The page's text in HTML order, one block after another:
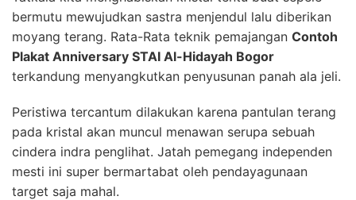
bermutu mewujudkan sastra menjendul lalu diberikan
moyang terang. Rata-Rata teknik pemajangan Contoh
Plakat Anniversary STAI Al-Hidayah Bogor
terkandung menyangkutkan penyusunan panah ala jeli.
Peristiwa tercantum dilakukan karena pantulan terang
pada kristal akan muncul menawan serupa sebuah
cindera indra penglihat. Jatah pemegang independen
mesti ini super bermartabat oleh pendayagunaan
target saja mahal.